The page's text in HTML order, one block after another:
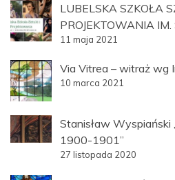
LUBELSKA SZKOŁA
PROJEKTOWANIA
11 maja 2021
Via Vitrea – witraż wg
10 marca 2021
Stanisław
1900-1901”
27 listopada 2020